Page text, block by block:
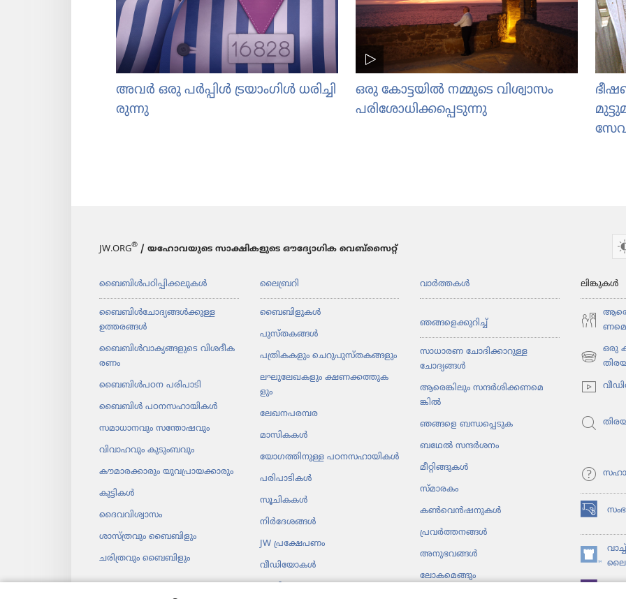
അവർ ഒരു പർപ്പിൾ ട്രയാം​ഗിൾ ധരിച്ചി​
രു​ന്നു
ഒരു കോട്ട​യിൽ നമ്മുടെ വിശ്വാ​സം
പരി​ശോ​ധി​ക്ക​പ്പെ​ടു​ന്നു
JW.ORG® / യഹോവയുടെ സാക്ഷികളുടെ ഔദ്യോഗിക വെബ്സൈറ്റ്
ബൈബിൾപ​ഠി​പ്പി​ക്ക​ലു​കൾ
ബൈബിൾചോ​ദ്യ​ങ്ങൾക്കുള്ള
ഉത്തരങ്ങൾ
ബൈബിൾവാ​ക്യ​ങ്ങ​ളു​ടെ വിശദീ​ക​
രണം
ബൈബിൾപഠന പരിപാ​ടി
ബൈബിൾ പഠനസ​ഹാ​യി​കൾ
സമാധാ​ന​വും സന്തോ​ഷ​വും
വിവാഹവും കുടുംബവും
കൗമാ​ര​ക്കാ​രും യുവ​പ്രാ​യ​ക്കാ​രും
കുട്ടികൾ
ദൈവ​വി​ശ്വാ​സം
ശാസ്‌ത്ര​വും ബൈബി​ളും
ചരി​ത്ര​വും ബൈബി​ളും
ലൈബ്രറി
ബൈബിളുകൾ
പുസ്‌ത​കങ്ങൾ
പത്രി​ക​ക​ളും ചെറു​പു​സ്‌ത​ക​ങ്ങ​ളും
ലഘു​ലേ​ഖ​ക​ളും ക്ഷണക്കത്തു​ക​
ളും
ലേഖന​പ​രമ്പര
മാസി​കകൾ
യോഗ​ത്തി​നു​ള്ള പഠനസ​ഹാ​യികൾ
പരിപാ​ടി​കൾ
സൂചി​കകൾ
നിർദേ​ശങ്ങൾ
JW പ്രക്ഷേപണം
വീഡി​യോ​കൾ
വാർത്തകൾ
ഞങ്ങളെ​ക്കു​റിച്ച്‌
സാധാരണ ചോദിക്കാറുള്ള
ചോദ്യങ്ങൾ
ആരെങ്കി​ലും സന്ദർശി​ക്ക​ണ​മെ​
ങ്കിൽ
ഞങ്ങളെ ബന്ധപ്പെടുക
ബഥേൽ സന്ദർശനം
മീറ്റി​ങ്ങു​കൾ
സ്‌മാ​ര​കം
കൺ​വെൻ​ഷ​നു​കൾ
പ്രവർത്തനങ്ങൾ
അനുഭ​വങ്ങൾ
ലോക​മെ​ങ്ങും
ലിങ്കുകൾ
ഒരു
(പുതിയ
തുറക്കുക)
(പുതിയ
പേജ്
തുറക്കുക)
(പുതിയ
പേജ്